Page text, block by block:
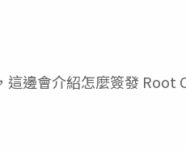
這邊會介紹怎麼簽發 Root